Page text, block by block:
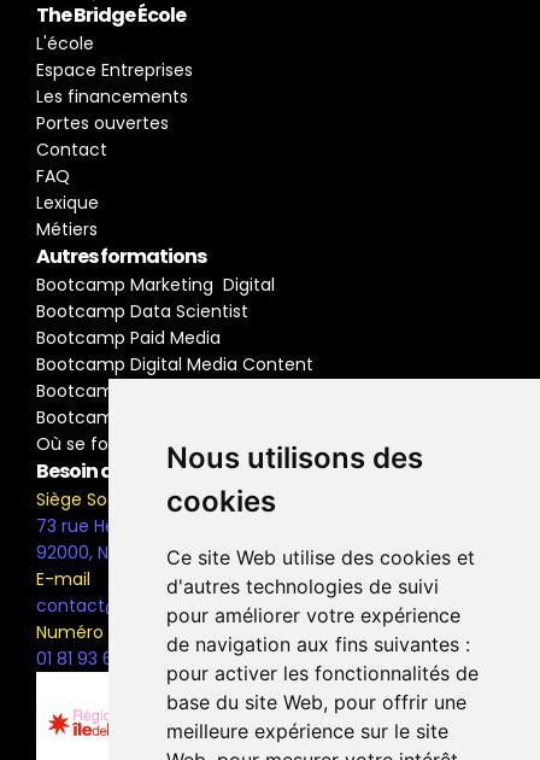
Nous utilisons des
cookies
Ce site Web utilise des cookies et
d'autres technologies de suivi
pour améliorer votre expérience
de navigation aux fins suivantes :
pour activer les fonctionnalités de
base du site Web, pour offrir une
meilleure expérience sur le site
The Bridge École
L'école
Espace Entreprises
Les financements
Portes ouvertes
Contact
FAQ
Lexique
Métiers
Autres formations
Bootcamp Marketing  Digital
Bootcamp Data Scientist
Bootcamp Paid Media
Bootcamp Digital Media Content
Bootcamp Social Media Manager
Bootcamp Buyer Media
Où se former
Besoin d'information ?
Siège Social
73 rue Henri Barbusse,
92000, Nanterre
E-mail
contact@the-bridge.fr
Numéro de téléphone
01 81 93 68 42